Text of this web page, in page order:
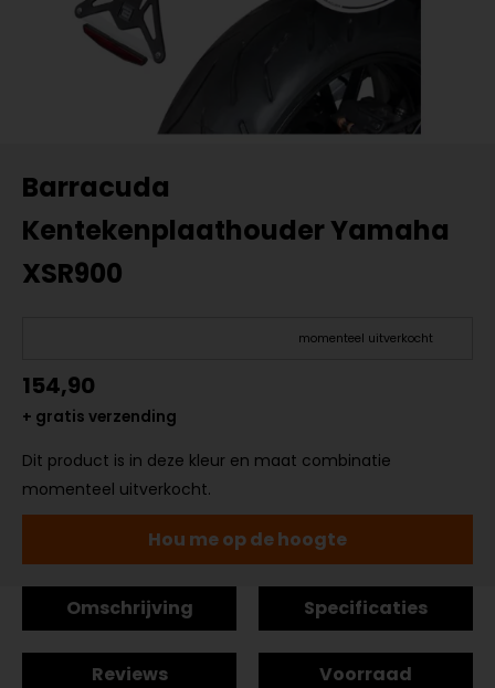
Barracuda
Kentekenplaathouder Yamaha
XSR900
momenteel uitverkocht
154,90
+ gratis verzending
Dit product is in deze kleur en maat combinatie
momenteel uitverkocht.
Hou me op de hoogte
Omschrijving Specificaties
Reviews
Voorraad